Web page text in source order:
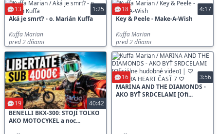
1:25
13
Aká je smrť? - o. Marián Kuffa
Kuffa Marian
pred 2 dňami
4:17
18
Key & Peele - Make-A-Wish
Kuffa Marian
pred 2 dňami
40:42
19
BENELLI BKX-300: STOJÍ TOĽKO
AKO MOTOCYKEL a noc...
3:56
16
MARINA AND THE DIAMONDS -
AKO BYŤ SRDCELAMI [Ofi...